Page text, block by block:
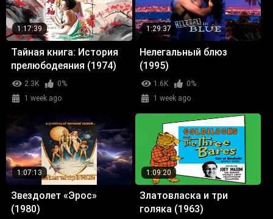
1:17:39
Тайная книга: История
прелюбодеяния (1974)
2.3K
0%
1 week ago
1:29:37
Нелегальный блюз
(1995)
1.6K
0%
1 week ago
1:07:13
Звездолет «Эрос»
(1980)
1:09:20
Златовласка и три
голяка (1963)